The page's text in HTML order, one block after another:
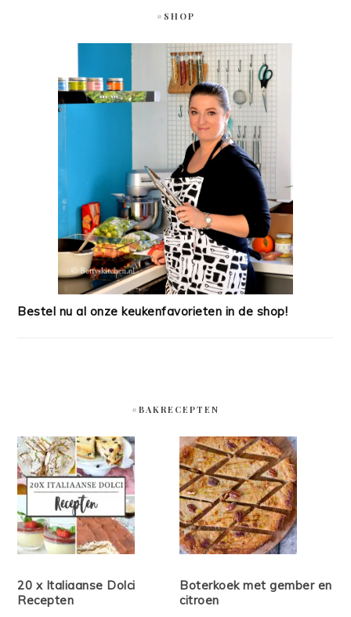
#SHOP
Bestel nu al onze keukenfavorieten in de shop!
#BAKRECEPTEN
20 x Italiaanse Dolci
Recepten
Boterkoek met gember en
citroen